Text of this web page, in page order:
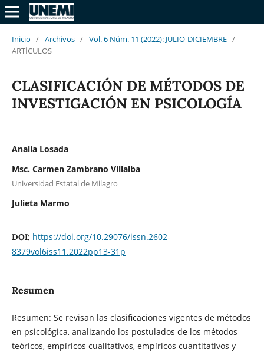
Inicio / Archivos / Vol. 6 Núm. 11 (2022): JULIO-DICIEMBRE /
ARTÍCULOS
CLASIFICACIÓN DE MÉTODOS DE
INVESTIGACIÓN EN PSICOLOGÍA
Analia Losada
Msc. Carmen Zambrano Villalba
Universidad Estatal de Milagro
Julieta Marmo
DOI: https://doi.org/10.29076/issn.2602-
8379vol6iss11.2022pp13-31p
Resumen
Resumen: Se revisan las clasificaciones vigentes de métodos
en psicológica, analizando los postulados de los métodos
teóricos, empíricos cualitativos, empíricos cuantitativos y